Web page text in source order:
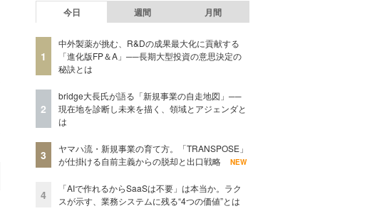
今日 週間 月間
1
中外製薬が挑む、R&Dの成果最大化に貢献する
「進化版FP＆A」──長期大型投資の意思決定の
秘訣とは
2
bridge大長氏が語る「新規事業の自走地図」──
現在地を診断し未来を描く、領域とアジェンダと
は
3
ヤマハ流・新規事業の育て方。「TRANSPOSE」
が仕掛ける自前主義からの脱却と出口戦略
NEW
4
「AIで作れるからSaaSは不要」は本当か。ラク
スが示す、業務システムに残る“4つの価値”とは